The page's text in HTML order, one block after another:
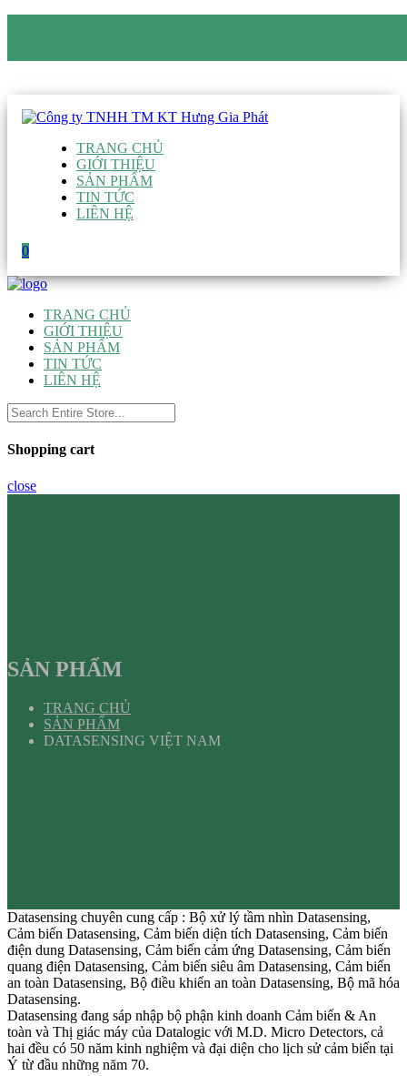
TRANG CHỦ
GIỚI THIỆU
SẢN PHẨM
TIN TỨC
LIÊN HỆ
0
TRANG CHỦ
GIỚI THIỆU
SẢN PHẨM
TIN TỨC
LIÊN HỆ
Shopping cart
close
SẢN PHẨM
TRANG CHỦ
SẢN PHẨM
DATASENSING VIỆT NAM
Datasensing chuyên cung cấp : Bộ xử lý tầm nhìn Datasensing,
Cảm biến Datasensing, Cảm biến diện tích Datasensing, Cảm biến
điện dung Datasensing, Cảm biến cảm ứng Datasensing, Cảm biến
quang điện Datasensing, Cảm biến siêu âm Datasensing, Cảm biến
an toàn Datasensing, Bộ điều khiển an toàn Datasensing, Bộ mã hóa
Datasensing.
Datasensing đang sáp nhập bộ phận kinh doanh Cảm biến & An
toàn và Thị giác máy của Datalogic với M.D. Micro Detectors, cả
hai đều có 50 năm kinh nghiệm và đại diện cho lịch sử cảm biến tại
Ý từ đầu những năm 70.